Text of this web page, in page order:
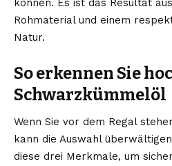
können. Es ist das Resultat
Rohmaterial und einem
Natur.
So erkennen Sie
Schwarzkümmelöl
Wenn Sie vor dem Regal
kann die Auswahl
diese drei Merkmale, um